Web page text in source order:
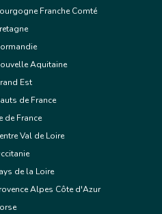
Franche Comté
Aquitaine
Est
de France
de France
Val de Loire
de la Loire
Alpes Côte d'Azur